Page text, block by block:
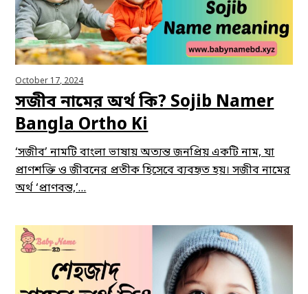
October 17, 2024
সজীব নামের অর্থ কি? Sojib Namer
Bangla Ortho Ki
‘সজীব’ নামটি বাংলা ভাষায় অত্যন্ত জনপ্রিয় একটি নাম, যা
প্রাণশক্তি ও জীবনের প্রতীক হিসেবে ব্যবহৃত হয়। সজীব নামের
অর্থ ‘প্রাণবন্ত,’…